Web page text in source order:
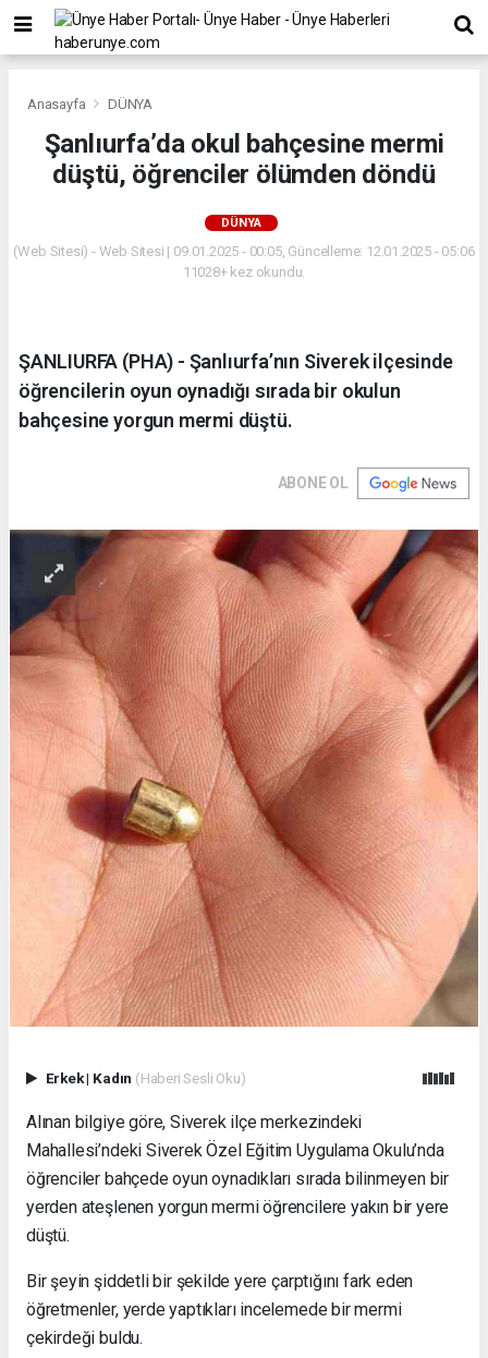
Anasayfa DÜNYA
Şanlıurfa’da okul bahçesine mermi
düştü, öğrenciler ölümden döndü
DÜNYA
(Web Sitesi) - Web Sitesi | 09.01.2025 - 00:05, Güncelleme: 12.01.2025 - 05:06
11028+ kez okundu.
ŞANLIURFA (PHA) - Şanlıurfa’nın Siverek ilçesinde
öğrencilerin oyun oynadığı sırada bir okulun
bahçesine yorgun mermi düştü.
ABONE OL
Erkek| Kadın (Haberi Sesli Oku)
Alınan bilgiye göre, Siverek ilçe merkezindeki
Mahallesi’ndeki Siverek Özel Eğitim Uygulama Okulu’nda
öğrenciler bahçede oyun oynadıkları sırada bilinmeyen bir
yerden ateşlenen yorgun mermi öğrencilere yakın bir yere
düştü.
Bir şeyin şiddetli bir şekilde yere çarptığını fark eden
öğretmenler, yerde yaptıkları incelemede bir mermi
çekirdeği buldu.